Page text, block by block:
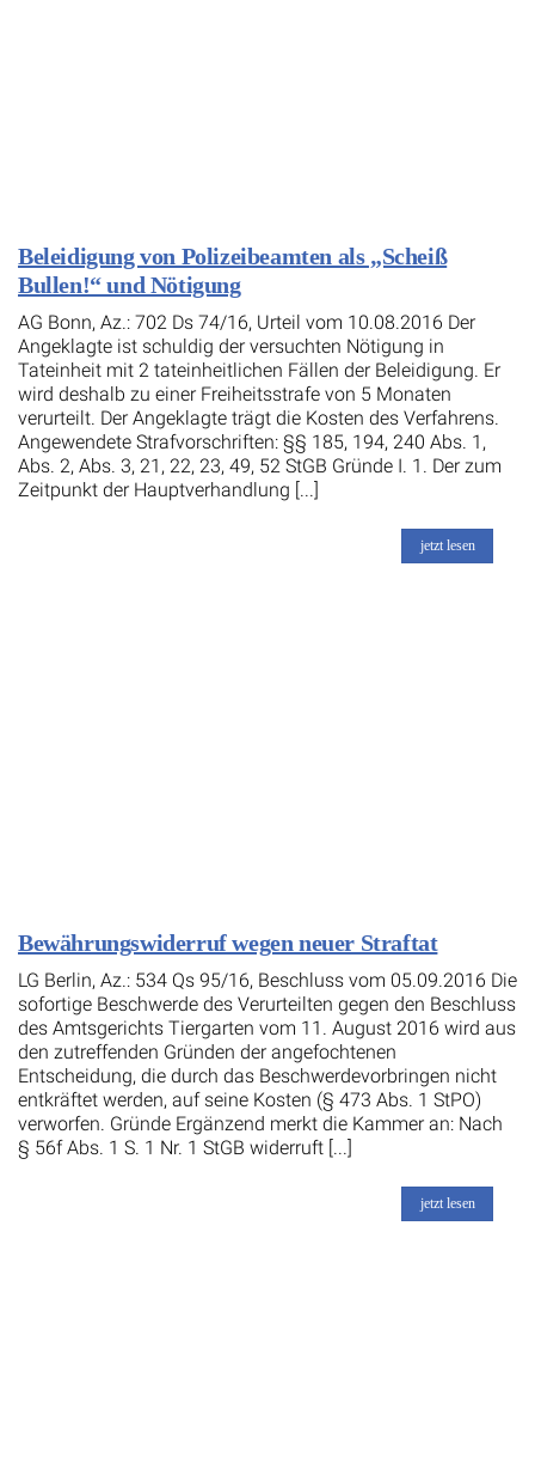
Beleidigung von Polizeibeamten als „Scheiß
Bullen!“ und Nötigung
AG Bonn, Az.: 702 Ds 74/16, Urteil vom 10.08.2016 Der
Angeklagte ist schuldig der versuchten Nötigung in
Tateinheit mit 2 tateinheitlichen Fällen der Beleidigung. Er
wird deshalb zu einer Freiheitsstrafe von 5 Monaten
verurteilt. Der Angeklagte trägt die Kosten des Verfahrens.
Angewendete Strafvorschriften: §§ 185, 194, 240 Abs. 1,
Abs. 2, Abs. 3, 21, 22, 23, 49, 52 StGB Gründe I. 1. Der zum
Zeitpunkt der Hauptverhandlung [...]
jetzt lesen
Bewährungswiderruf wegen neuer Straftat
LG Berlin, Az.: 534 Qs 95/16, Beschluss vom 05.09.2016 Die
sofortige Beschwerde des Verurteilten gegen den Beschluss
des Amtsgerichts Tiergarten vom 11. August 2016 wird aus
den zutreffenden Gründen der angefochtenen
Entscheidung, die durch das Beschwerdevorbringen nicht
entkräftet werden, auf seine Kosten (§ 473 Abs. 1 StPO)
verworfen. Gründe Ergänzend merkt die Kammer an: Nach
§ 56f Abs. 1 S. 1 Nr. 1 StGB widerruft [...]
jetzt lesen